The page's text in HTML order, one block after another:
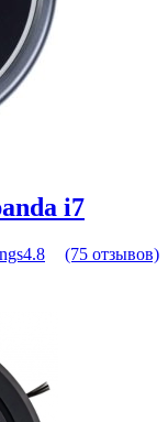
i7
4.8
(75 отзывов)